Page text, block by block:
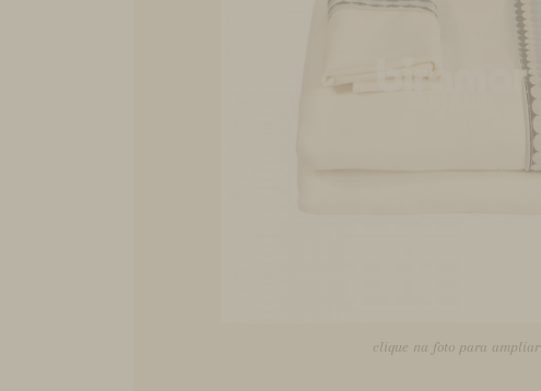
clique na foto para ampliar